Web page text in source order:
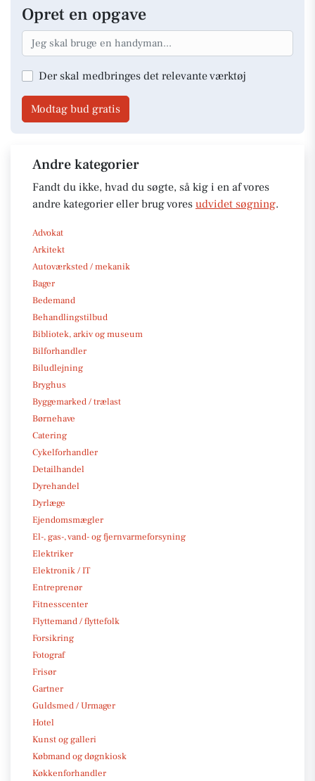
Opret en opgave
Der skal medbringes det relevante værktøj
Modtag bud gratis
Andre kategorier
Fandt du ikke, hvad du søgte, så kig i en af vores
andre kategorier eller brug vores udvidet søgning.
Advokat
Arkitekt
Autoværksted / mekanik
Bager
Bedemand
Behandlingstilbud
Bibliotek, arkiv og museum
Bilforhandler
Biludlejning
Bryghus
Byggemarked / trælast
Børnehave
Catering
Cykelforhandler
Detailhandel
Dyrehandel
Dyrlæge
Ejendomsmægler
El-, gas-, vand- og fjernvarmeforsyning
Elektriker
Elektronik / IT
Entreprenør
Fitnesscenter
Flyttemand / flyttefolk
Forsikring
Fotograf
Frisør
Gartner
Guldsmed / Urmager
Hotel
Kunst og galleri
Købmand og døgnkiosk
Køkkenforhandler